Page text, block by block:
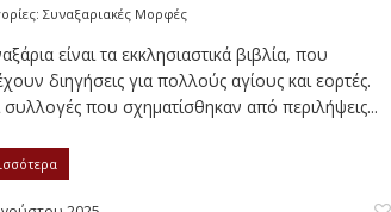
Συναξαριακές Μορφές
είναι τα εκκλησιαστικά βιβλία, που
διηγήσεις για πολλούς αγίους και εορτές.
συλλογές που σχηματίσθηκαν από περιλήψεις...